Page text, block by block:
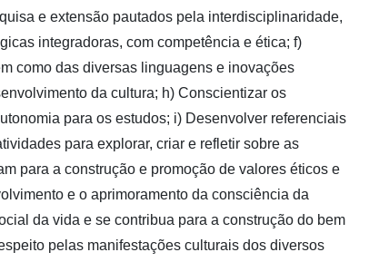
e extensão pautados pela interdisciplinaridade,
integradoras, com competência e ética; f)
como das diversas linguagens e inovações
da cultura; h) Conscientizar os
para os estudos; i) Desenvolver referenciais
para explorar, criar e refletir sobre as
para a construção e promoção de valores éticos e
e o aprimoramento da consciência da
da vida e se contribua para a construção do bem
pelas manifestações culturais dos diversos